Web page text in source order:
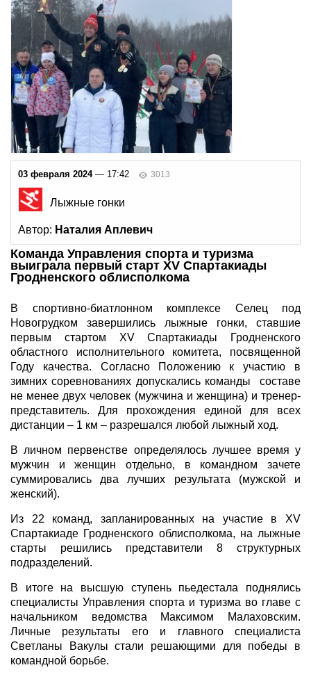
03 февраля 2024— 17:42 3013
Лыжные гонки
Автор: Наталия Аплевич
Команда Управления спорта и туризма
выиграла первый старт XV Спартакиады
Гродненского облисполкома
В спортивно-биатлонном комплексе Селец под
Новогрудком завершились лыжные гонки, ставшие
первым стартом XV Спартакиады Гродненского
областного исполнительного комитета, посвященной
Году качества. Согласно Положению к участию в
зимних соревнованиях допускались команды составе
не менее двух человек (мужчина и женщина) и тренер-
представитель. Для прохождения единой для всех
дистанции – 1 км – разрешался любой лыжный ход.
В личном первенстве определялось лучшее время у
мужчин и женщин отдельно, в командном зачете
суммировались два лучших результата (мужской и
женский).
Из 22 команд, запланированных на участие в XV
Спартакиаде Гродненского облисполкома, на лыжные
старты решились представители 8 структурных
подразделений.
В итоге на высшую ступень пьедестала поднялись
специалисты Управления спорта и туризма во главе с
начальником ведомства Максимом Малаховским.
Личные результаты его и главного специалиста
Светланы Вакулы стали решающими для победы в
командной борьбе.